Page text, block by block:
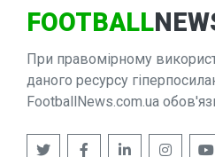
FOOTBALL
При правомірному
даного ресурсу
FootballNews.com.ua